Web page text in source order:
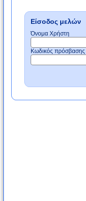
Είσοδος μελών
Όνομα Χρήστη
Κωδικός πρόσβασης